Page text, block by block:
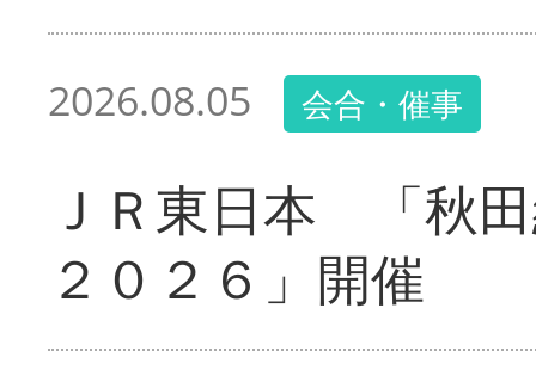
2026.08.05 会合・催事
ＪＲ東日本 「秋
２０２６」開催